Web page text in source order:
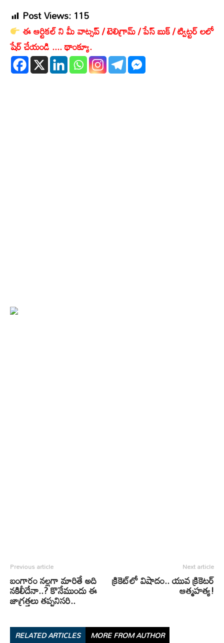
Post Views:115
ఈ ఆర్టికల్ ని మీ వాట్సప్ / టెలిగ్రామ్ / పేస్ బుక్ / ట్విట్టర్ లలో
షేర్ చేయండి .... థాంక్యూ.
Previous article
బంగారం నల్లగా మారితే అది
నకిలీదేనా..? కొనేముందు ఈ
జాగ్రత్తలు తప్పనిసరి..
Next article
క్రికెట్‌లో విషాదం.. యువ క్రికెటర్
ఆత్మహత్య!
RELATED ARTICLES MORE FROM AUTHOR